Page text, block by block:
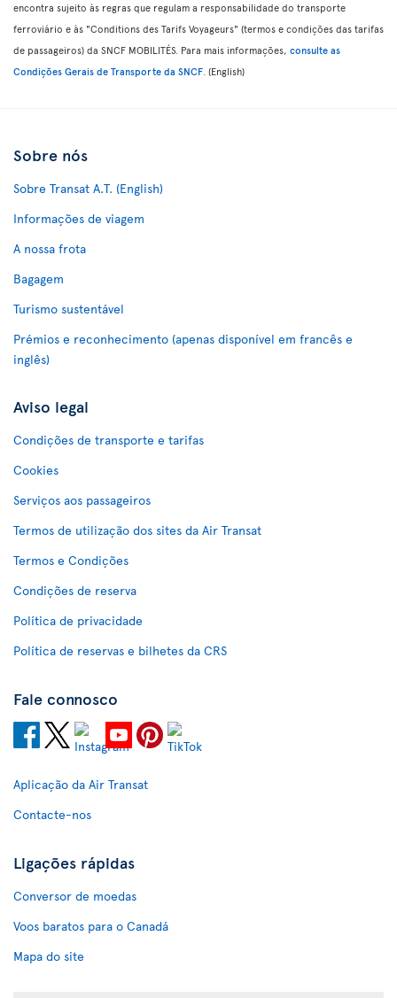
encontra sujeito às regras que regulam a responsabilidade do transporte
ferroviário e às "Conditions des Tarifs Voyageurs" (termos e condições das tarifas
de passageiros) da SNCF MOBILITÉS. Para mais informações, consulte as
Condições Gerais de Transporte da SNCF. (English)
Sobre nós
Sobre Transat A.T. (English)
Informações de viagem
A nossa frota
Bagagem
Turismo sustentável
Prémios e reconhecimento (apenas disponível em francês e
inglês)
Aviso legal
Condições de transporte e tarifas
Cookies
Serviços aos passageiros
Termos de utilização dos sites da Air Transat
Termos e Condições
Condições de reserva
Política de privacidade
Política de reservas e bilhetes da CRS
Fale connosco
Aplicação da Air Transat
Contacte-nos
Ligações rápidas
Conversor de moedas
Voos baratos para o Canadá
Mapa do site